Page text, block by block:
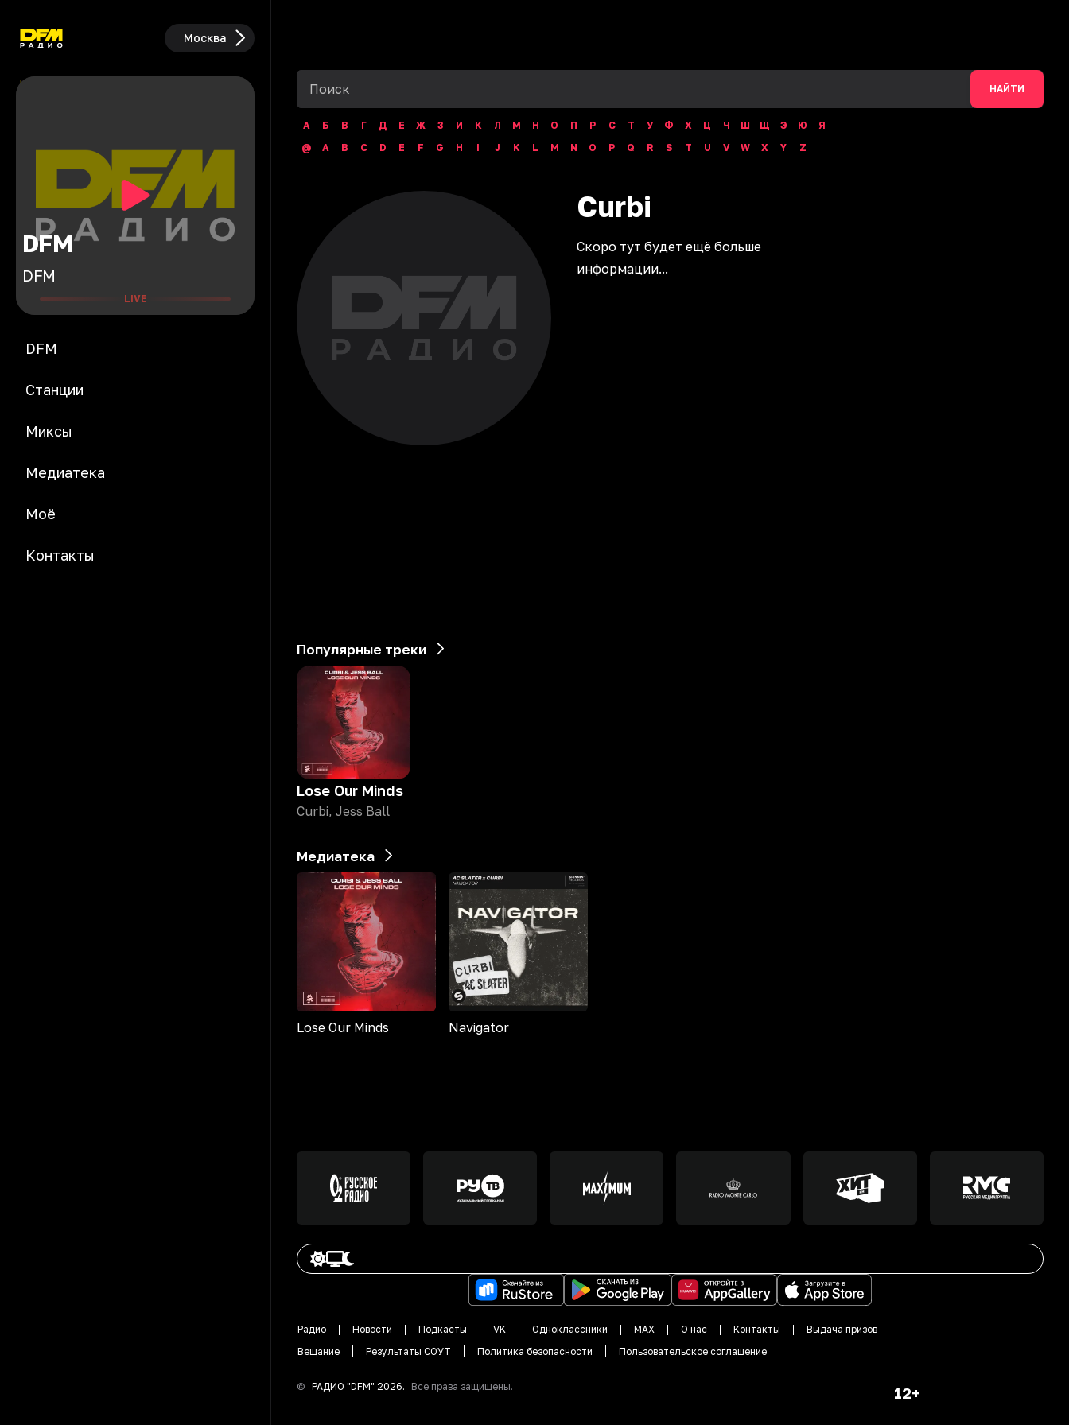
Москва
DFM
DFM
LIVE
DFM
Станции
Миксы
Медиатека
Моё
Контакты
НАЙТИ
А Б В Г Д Е Ж З И К Л М Н О П Р С Т У Ф Х Ц Ч Ш Щ Э Ю
Я
@
A B C D E F G H I J K L M N O P Q R S T U V W X Y Z
Curbi
Скоро тут будет ещё больше
информации...
Популярные треки
Lose Our Minds
Curbi, Jess Ball
Медиатека
Lose Our Minds Navigator
Радио Новости Подкасты VK Одноклассники MAX О нас Контакты
Выдача призов
Вещание
Результаты СОУТ Политика безопасности Пользовательское соглашение
© РАДИО "DFM" 2026. Все права защищены. 12+